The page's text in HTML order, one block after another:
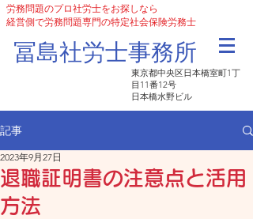
労務問題のプロ社労士をお探しなら
経営側で労務問題専門の特定社会保険労務士
​冨島社労士事務所
東京都中央区日本橋室町1丁
目11番12号
日本橋水野ビル
記事
退職証明書の注意点と活用
方法
2023年9月27日